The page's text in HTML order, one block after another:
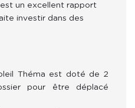
un excellent rapport
investir dans des
Théma est doté de 2
pour être déplacé